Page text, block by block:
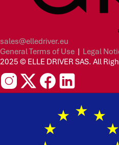
sales@elledriver.eu
General Terms of Use | Legal
2025 © ELLE DRIVER SAS. All